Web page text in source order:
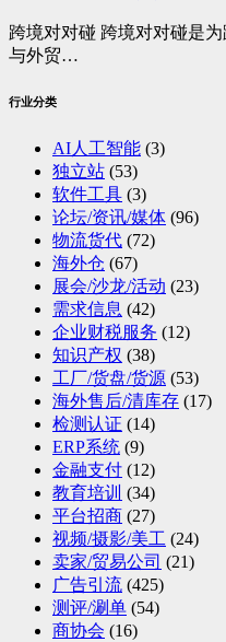
跨境对对碰 跨境对对碰是
与外贸…
行业分类
AI人工智能 (3)
独立站 (53)
软件工具 (3)
论坛/资讯/媒体 (96)
物流货代 (72)
海外仓 (67)
展会/沙龙/活动 (23)
需求信息 (42)
企业财税服务 (12)
知识产权 (38)
工厂/货盘/货源 (53)
海外售后/清库存 (17)
检测认证 (14)
ERP系统 (9)
金融支付 (12)
教育培训 (34)
平台招商 (27)
视频/摄影/美工 (24)
卖家/贸易公司 (21)
广告引流 (425)
测评/涮单 (54)
商协会 (16)